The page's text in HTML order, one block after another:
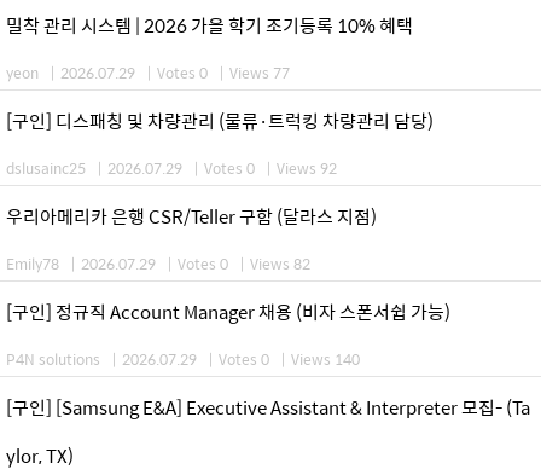
밀착 관리 시스템 | 2026 가을 학기 조기등록 10% 혜택
yeon | 2026.07.29 | Votes 0 | Views 77
[구인] 디스패칭 및 차량관리 (물류·트럭킹 차량관리 담당)
dslusainc25 | 2026.07.29 | Votes 0 | Views 92
우리아메리카 은행 CSR/Teller 구함 (달라스 지점)
Emily78 | 2026.07.29 | Votes 0 | Views 82
[구인] 정규직 Account Manager 채용 (비자 스폰서쉽 가능)
P4N solutions | 2026.07.29 | Votes 0 | Views 140
[구인] [Samsung E&A] Executive Assistant & Interpreter 모집- (Ta
ylor, TX)